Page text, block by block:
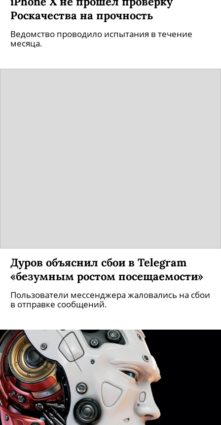
Роскачества на прочность
Ведомство проводило испытания в течение
месяца.
Дуров объяснил сбои в Telegram
«безумным ростом посещаемости»
Пользователи мессенджера жаловались на сбои
в отправке сообщений.